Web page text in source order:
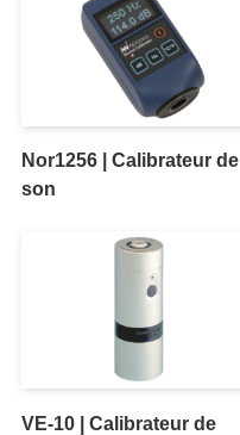
Nor1256 | Calibrateur de
son
VE-10 | Calibrateur de